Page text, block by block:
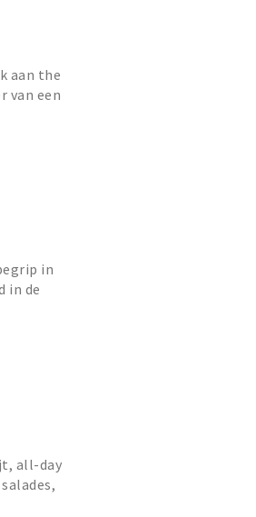
aan the
van een
in
in de
all-day